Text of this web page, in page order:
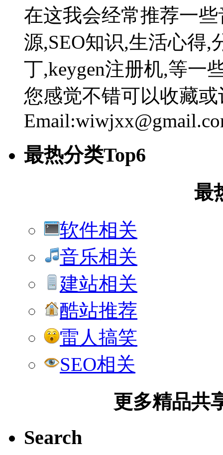
在这我会经常推荐一
源,SEO知识,生活心得,
丁,keygen注册机,等一
您感觉不错可以收藏
最热分类Top6
最
软件相关
音乐相关
建站相关
酷站推荐
雷人搞笑
SEO相关
更多精品共
Search